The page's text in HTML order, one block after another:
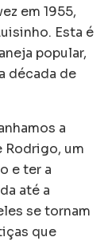
em 1955,
Esta é
popular,
década de
a
Rodrigo, um
e ter a
até a
se tornam
que